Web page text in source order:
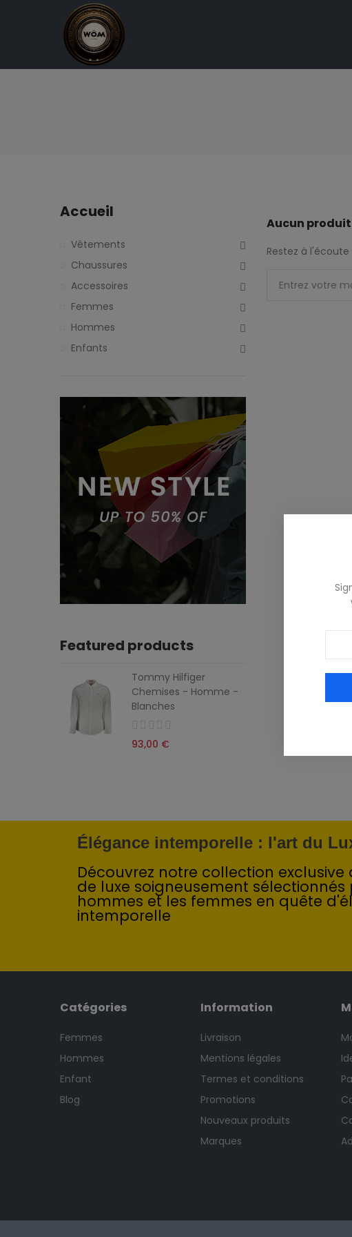
Aucun
Restez à
Accueil
Vêtements
Chaussures
Accessoires
Femmes
Hommes
Enfants
Featured products
Tommy Hilfiger
Chemises - Homme -
Blanches
93,00 €
Élégance intemporelle : l'art du
Découvrez notre collection exclusive
de luxe soigneusement sélectionnés
hommes et les femmes en quête
intemporelle
Catégories
Femmes
Hommes
Enfant
Blog
Information
Livraison
Mentions légales
Termes et conditions
Promotions
Nouveaux produits
Marques